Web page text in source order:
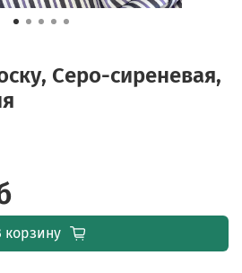
Серо-сиреневая,
корзину